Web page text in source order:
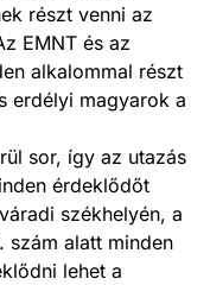
részt venni az
EMNT és az
alkalommal részt
erdélyi magyarok a
sor, így az utazás
érdeklődőt
székhelyén, a
szám alatt minden
lehet a